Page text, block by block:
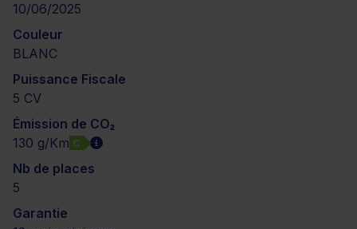
10/06/2025
Couleur
BLANC
Puissance Fiscale
5 CV
Émission de CO₂
130 g/Km C
Nb de places
5
Garantie